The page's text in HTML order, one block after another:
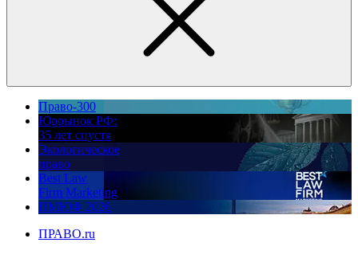
Право-300
Юррынок РФ:
35 лет спустя
Экологическое
право
Best Law
Firm Marketing
ПМЮФ 2026
ПРАВО.ru